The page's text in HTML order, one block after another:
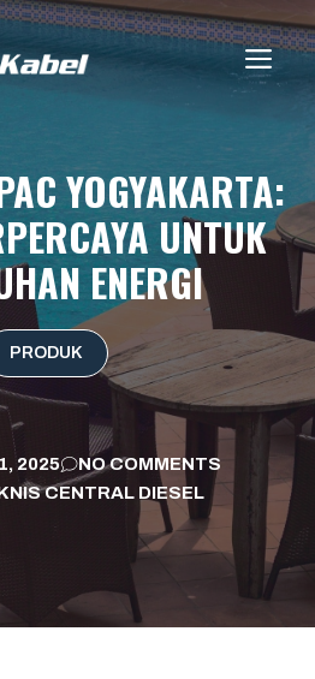
YOGYAKARTA:
UNTUK
ENERGI
PRODUK
2025
NO COMMENTS
CENTRAL DIESEL